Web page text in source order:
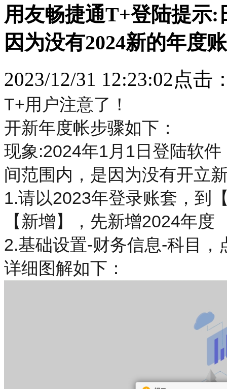
用友畅捷通T+登陆提示
因为没有2024新的年度账
2023/12/31 12:23:02点击
T+用户注意了！
开新年度帐步骤如下：
现象:2024年1月1日登陆软
间范围内，是因为没有开立
1.请以2023年登录账套，到
【新增】，先新增2024年度
2.基础设置-财务信息-科目
详细图解如下：